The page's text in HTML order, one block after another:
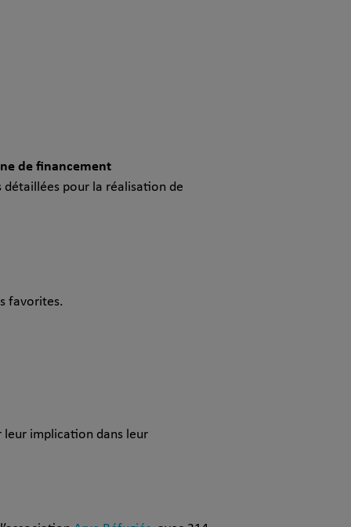
de financement
détaillées pour la réalisation de
favorites.
leur implication dans leur